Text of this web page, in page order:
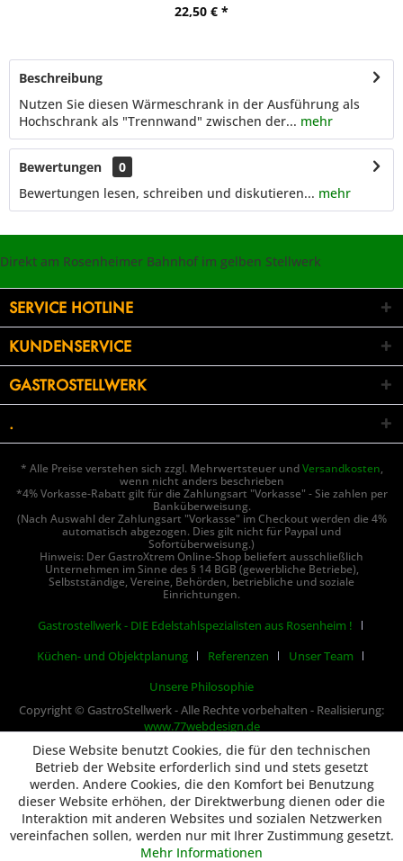
22,50 € *
Beschreibung
Nutzen Sie diesen Wärmeschrank in der Ausführung als
Hochschrank als "Trennwand" zwischen der... mehr
Bewertungen
0
Bewertungen lesen, schreiben und diskutieren... mehr
Direkt am Rosenheimer Bahnhof im gelben Stellwerk
SERVICE HOTLINE
KUNDENSERVICE
GASTROSTELLWERK
.
* Alle Preise verstehen sich zzgl. Mehrwertsteuer undVersandkosten,
wenn nicht anders beschrieben
*4% Vorkasse-Rabatt gilt für die Zahlungsart "Vorkasse" - Sie zahlen per
Banküberweisung.
(Nach Auswahl der Zahlungsart "Vorkasse" im Checkout werden die 4%
automatisch abgezogen. Dies gilt nicht für Paypal und
Sofortüberweisung.)
Hinweis: Der GastroXtrem Online-Shop beliefert ausschließlich
Unternehmen im Sinne des § 14 BGB (gewerbliche Betriebe),
Selbstständige, Vereine, Behörden, betriebliche und soziale
Einrichtungen.
Gastrostellwerk - DIE Edelstahlspezialisten aus Rosenheim !
Küchen- und Objektplanung
Referenzen
Unser Team
Unsere Philosophie
Copyright © GastroStellwerk - Alle Rechte vorbehalten - Realisierung:
www.77webdesign.de
Diese Website benutzt Cookies, die für den technischen
Betrieb der Website erforderlich sind und stets gesetzt
werden. Andere Cookies, die den Komfort bei Benutzung
dieser Website erhöhen, der Direktwerbung dienen oder die
Interaktion mit anderen Websites und sozialen Netzwerken
vereinfachen sollen, werden nur mit Ihrer Zustimmung gesetzt.
Mehr Informationen